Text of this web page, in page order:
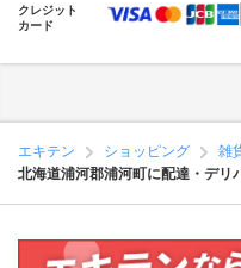
クレジット
カード
エキテン ショッピング
雑
北海道浦河郡浦河町に配達・デリ